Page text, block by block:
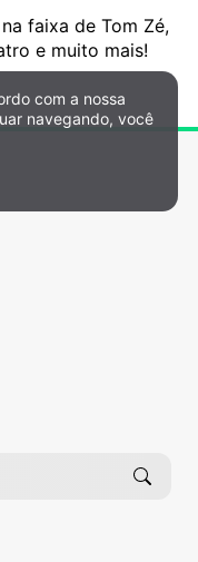
faixa de Tom Zé,
e muito mais!
com a nossa
navegando, você